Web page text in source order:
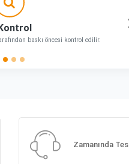
baskı öncesi kontrol edilir.
Zamanında